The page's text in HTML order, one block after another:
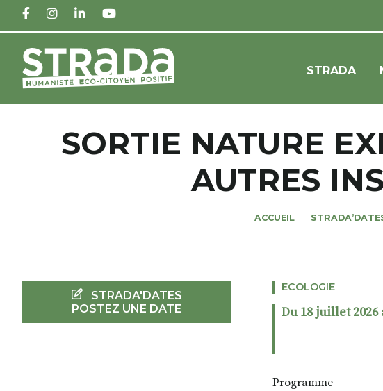
FACEBOOKINSTAGRAM
LINKEDINYOUTUBE
STRADA
SORTIE NATURE
AUTRES
ACCUEIL
ECOLOGIE
Du 18 juillet 2026
Programme
STRADA'DATES
POSTEZ UNE DATE